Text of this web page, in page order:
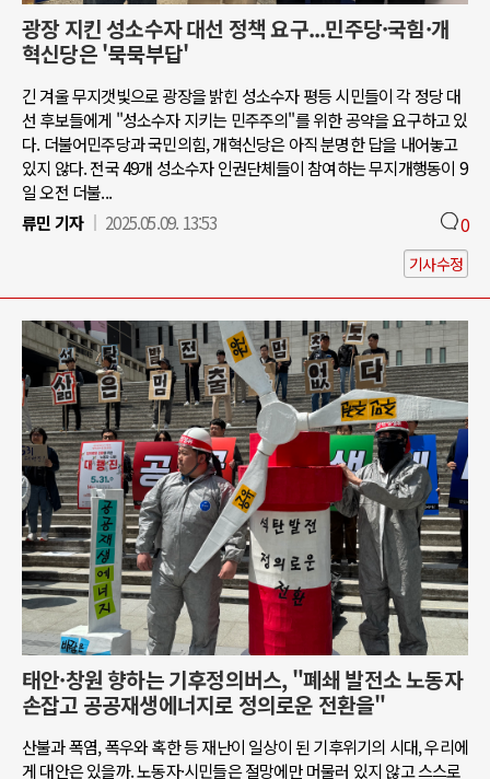
광장 지킨 성소수자 대선 정책 요구...민주당·국힘·개
혁신당은 '묵묵부답'
긴 겨울 무지갯빛으로 광장을 밝힌 성소수자 평등 시민들이 각 정당 대
선 후보들에게 "성소수자 지키는 민주주의"를 위한 공약을 요구하고 있
다. 더불어민주당과 국민의힘, 개혁신당은 아직 분명한 답을 내어놓고
있지 않다. 전국 49개 성소수자 인권단체들이 참여하는 무지개행동이 9
일 오전 더불...
류민 기자
2025.05.09. 13:53 0
기사수정
태안·창원 향하는 기후정의버스, "폐쇄 발전소 노동자
손잡고 공공재생에너지로 정의로운 전환을"
산불과 폭염, 폭우와 혹한 등 재난이 일상이 된 기후위기의 시대, 우리에
게 대안은 있을까. 노동자·시민들은 절망에만 머물러 있지 않고 스스로